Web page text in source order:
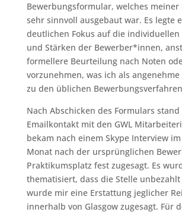
Bewerbungsformular, welches
sehr sinnvoll ausgebaut war. Es legte
deutlichen Fokus auf die individuellen
und Stärken der Bewerber*innen,
formellere Beurteilung nach Noten
vorzunehmen, was ich als
zu den üblichen
Nach Abschicken des Formulars
Emailkontakt mit den GWL
bekam nach einem Skype Interview
Monat nach der ursprünglichen
Praktikumsplatz fest zugesagt. Es
thematisiert, dass die Stelle
wurde mir eine Erstattung jeglicher
innerhalb von Glasgow zugesagt. Für